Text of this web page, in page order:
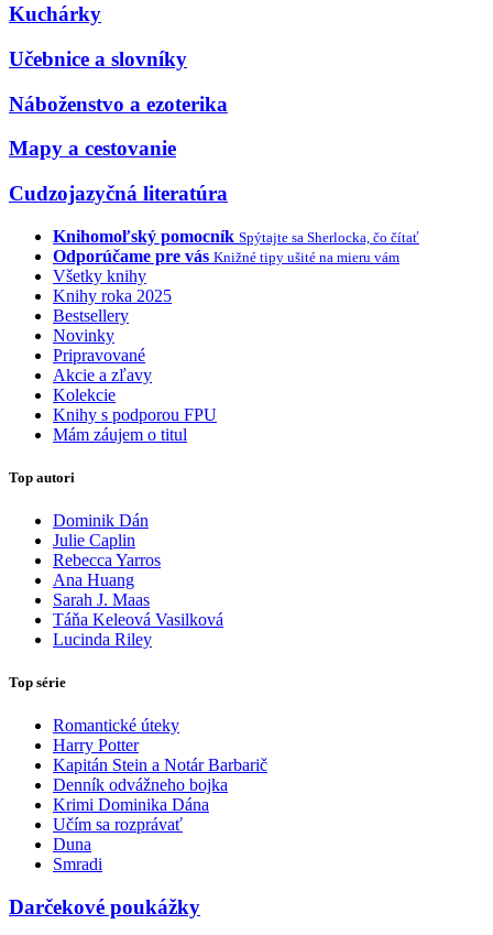
Kuchárky
Učebnice a slovníky
Náboženstvo a ezoterika
Mapy a cestovanie
Cudzojazyčná literatúra
Knihomoľský pomocník Spýtajte sa Sherlocka, čo čítať
Odporúčame pre vás Knižné tipy ušité na mieru vám
Všetky knihy
Knihy roka 2025
Bestsellery
Novinky
Pripravované
Akcie a zľavy
Kolekcie
Knihy s podporou FPU
Mám záujem o titul
Top autori
Dominik Dán
Julie Caplin
Rebecca Yarros
Ana Huang
Sarah J. Maas
Táňa Keleová Vasilková
Lucinda Riley
Top série
Romantické úteky
Harry Potter
Kapitán Stein a Notár Barbarič
Denník odvážneho bojka
Krimi Dominika Dána
Učím sa rozprávať
Duna
Smradi
Darčekové poukážky